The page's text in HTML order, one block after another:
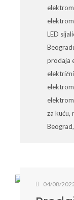
LED
prodaja
za kuću,
Beograd,
04/08/